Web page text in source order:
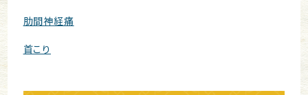
肋間神経痛
首こり